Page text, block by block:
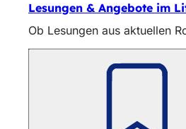
Lesungen & Angebote im
Ob Lesungen aus aktuellen